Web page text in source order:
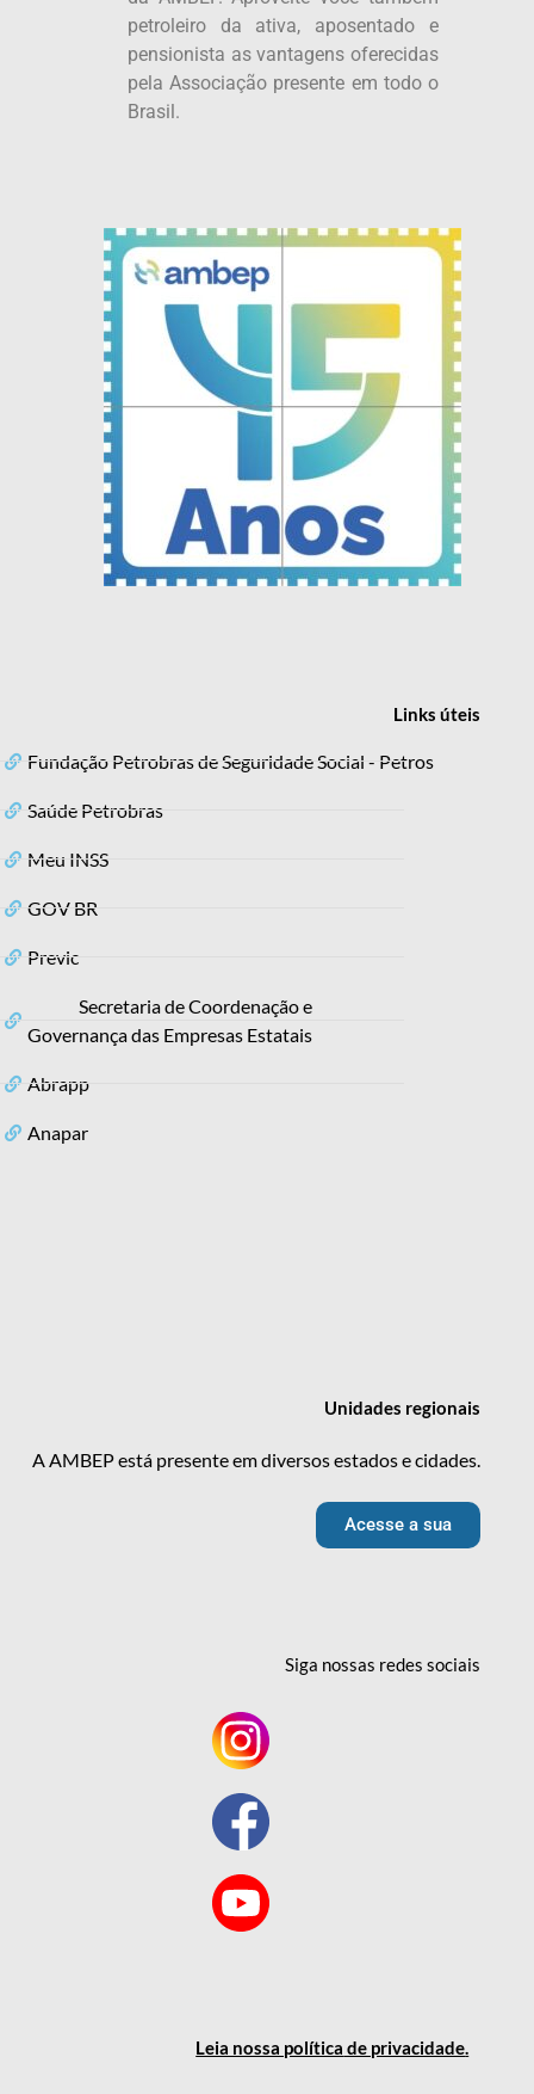
petroleiro da ativa, aposentado e
pensionista as vantagens oferecidas
pela Associação presente em todo o
Brasil.
Linksúteis
Fundação Petrobras de Seguridade Social - Petros
Saúde Petrobras
Meu INSS
GOV BR
Previc
Secretaria de Coordenação e
Governança das Empresas Estatais
Abrapp
Anapar
Unidades regionais
A AMBEP está presente em diversos estados e cidades.
Acesse a sua
Siga nossas redessociais
Leia nossa política de privacidade.